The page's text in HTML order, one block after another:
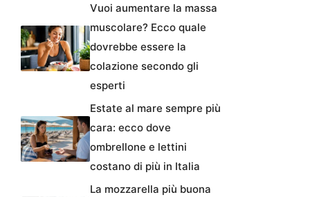
Vuoi aumentare la massa
muscolare? Ecco quale
dovrebbe essere la
colazione secondo gli
esperti
Estate al mare sempre più
cara: ecco dove
ombrellone e lettini
costano di più in Italia
La mozzarella più buona